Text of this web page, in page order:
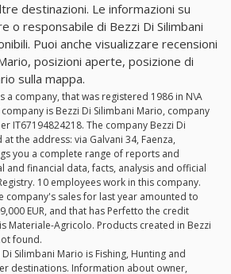
destinazioni. Le informazioni su
o responsabile di Bezzi Di Silimbani
Puoi anche visualizzare recensioni
posizioni aperte, posizione di
sulla mappa.
a company, that was registered 1986 in N\A
is Bezzi Di Silimbani Mario, company
IT67194824218. The company Bezzi Di
the address: via Galvani 34, Faenza,
you a complete range of reports and
and financial data, facts, analysis and official
10 employees work in this company.
company's sales for last year amounted to
EUR, and that has Perfetto the credit
Materiale-Agricolo. Products created in Bezzi
found.
Silimbani Mario is Fishing, Hunting and
destinations. Information about owner,